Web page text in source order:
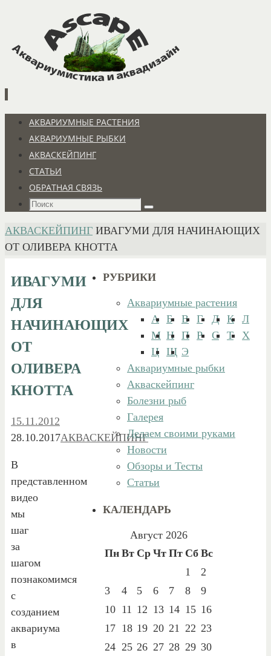
содержимому
Перейти
содержимому
АКВАРИУМНЫЕ РАСТЕНИЯ
АКВАРИУМНЫЕ РЫБКИ
АКВАСКЕЙПИНГ
СТАТЬИ
ОБРАТНАЯ СВЯЗЬ
Что
Поиск
ГЛАВНАЯ
АКВАСКЕЙПИНГ ИВАГУМИ ДЛЯ НАЧИНАЮЩИХ
ОТ ОЛИВЕРА КНОТТА
ИВАГУМИ
ДЛЯ
НАЧИНАЮЩИХ
ОТ
ОЛИВЕРА
КНОТТА
15.11.2012
28.10.2017АКВАСКЕЙПИНГ
В
представленном
видео
мы
шаг
за
шагом
познакомимся
с
созданием
аквариума
в
РУБРИКИ
Аквариумные растения
А Б В Г Д К
Л
М Н П Р С Т
Х
Ц Щ Э
Аквариумные рыбки
Акваскейпинг
Болезни рыб
Галерея
Делаем своими руками
Новости
Обзоры и Тесты
Статьи
КАЛЕНДАРЬ
Август 2026
Пн Вт Ср Чт Пт Сб Вс
1
2
3
4 5 6 7 8
9
10 11 12 13 14 15 16
17 18 19 20 21 22 23
24 25 26 27 28 29 30